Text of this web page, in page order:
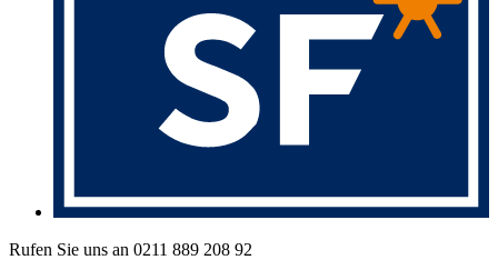
Rufen Sie uns an 0211 889 208 92